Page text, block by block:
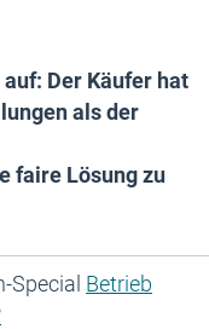
Der Käufer hat
als der
faire Lösung zu
Special Betrieb